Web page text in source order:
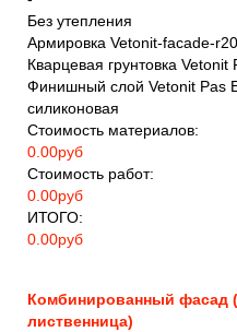
Без утепления
Армировка Vetonit-facade-
Кварцевая грунтовка Vetonit
Финишный слой Vetonit Pas
силиконовая
Стоимость материалов:
0.00руб
Стоимость работ:
0.00руб
ИТОГО:
0.00руб
Комбинированный фасад
лиственница)